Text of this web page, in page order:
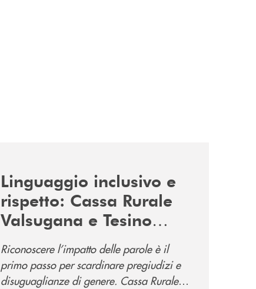
Linguaggio inclusivo e
rispetto: Cassa Rurale
Valsugana e Tesino
promuove la campagna
“Tolleranza Zero”
Riconoscere l’impatto delle parole è il
primo passo per scardinare pregiudizi e
disuguaglianze di genere. Cassa Rurale